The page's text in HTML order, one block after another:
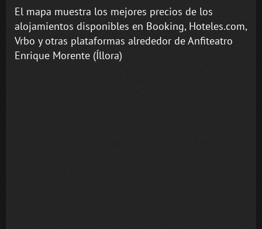
El mapa muestra los mejores precios de los
alojamientos disponibles en Booking, Hoteles.com,
Vrbo y otras plataformas alrededor de Anfiteatro
Enrique Morente (Íllora)